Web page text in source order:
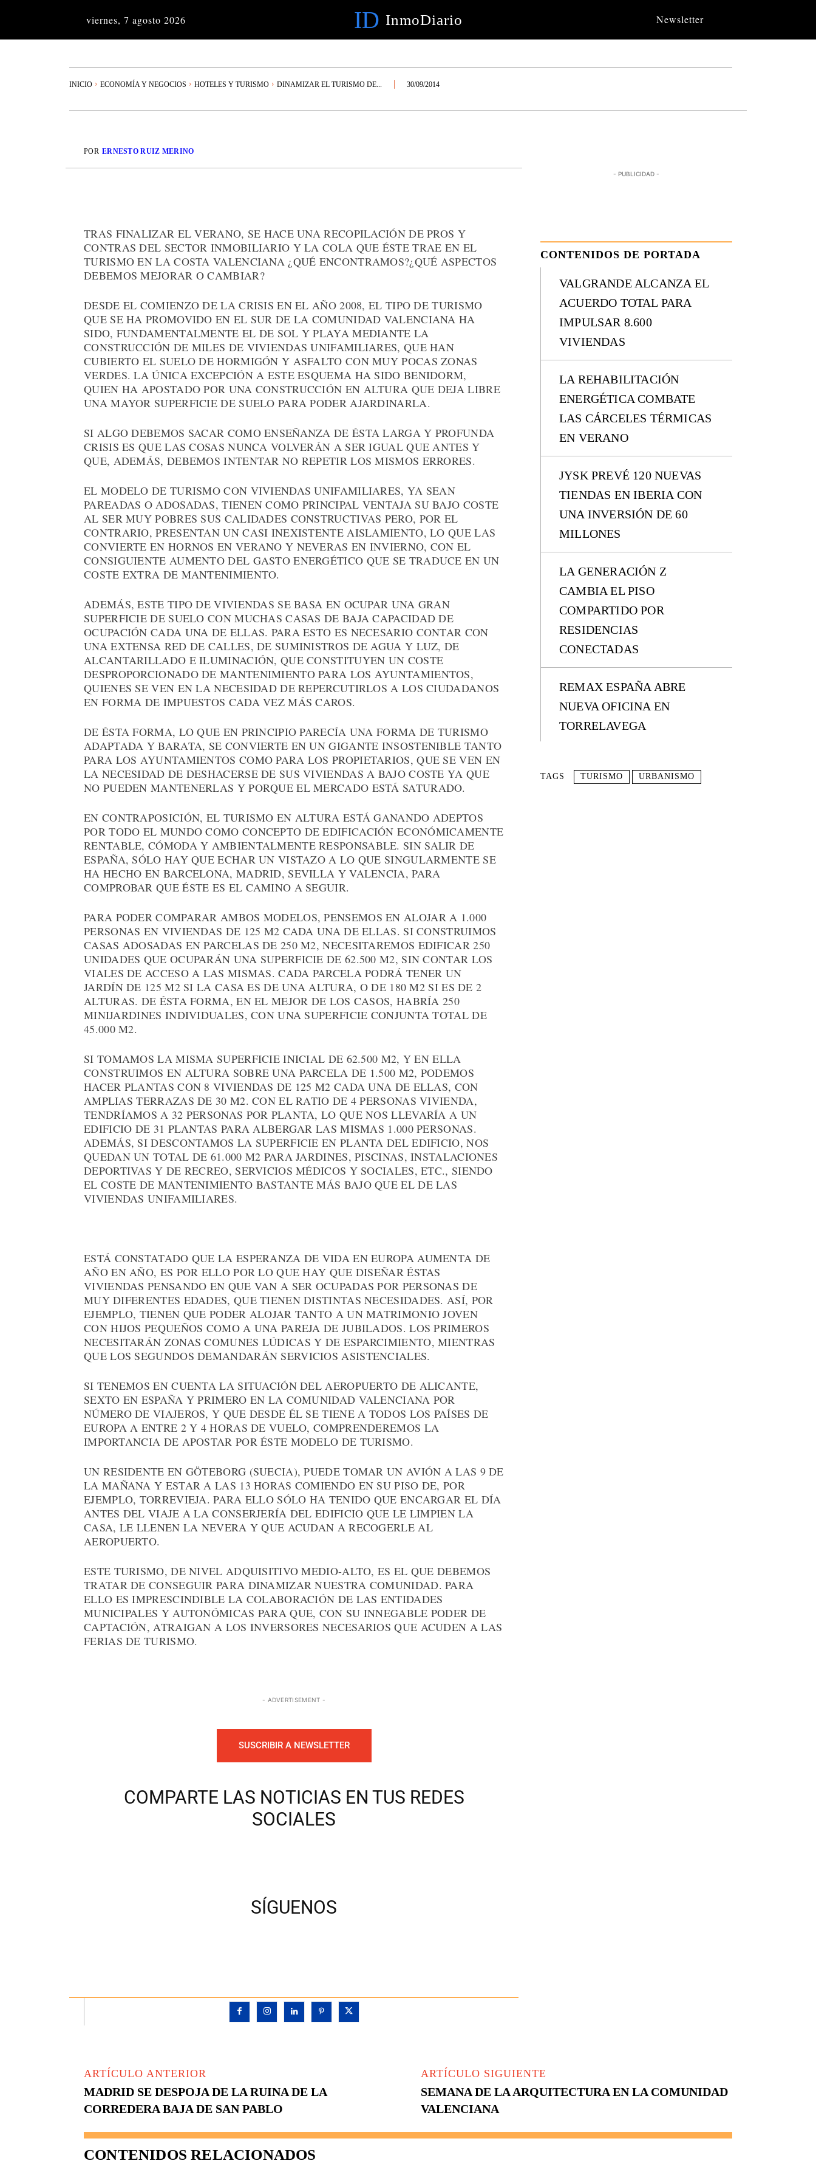
viernes, 7 agosto 2026 ID InmoDiario Newsletter
INICIO ECONOMÍA Y NEGOCIOS HOTELES Y TURISMO DINAMIZAR EL TURISMO DE... 30/09/2014
POR ERNESTO RUIZ MERINO
TRAS FINALIZAR EL VERANO, SE HACE UNA RECOPILACIÓN DE PROS Y
CONTRAS DEL SECTOR INMOBILIARIO Y LA COLA QUE ÉSTE TRAE EN EL
TURISMO EN LA COSTA VALENCIANA ¿QUÉ ENCONTRAMOS?¿QUÉ ASPECTOS
DEBEMOS MEJORAR O CAMBIAR?
DESDE EL COMIENZO DE LA CRISIS EN EL AÑO 2008, EL TIPO DE TURISMO
QUE SE HA PROMOVIDO EN EL SUR DE LA COMUNIDAD VALENCIANA HA
SIDO, FUNDAMENTALMENTE EL DE SOL Y PLAYA MEDIANTE LA
CONSTRUCCIÓN DE MILES DE VIVIENDAS UNIFAMILIARES, QUE HAN
CUBIERTO EL SUELO DE HORMIGÓN Y ASFALTO CON MUY POCAS ZONAS
VERDES. LA ÚNICA EXCEPCIÓN A ESTE ESQUEMA HA SIDO BENIDORM,
QUIEN HA APOSTADO POR UNA CONSTRUCCIÓN EN ALTURA QUE DEJA LIBRE
UNA MAYOR SUPERFICIE DE SUELO PARA PODER AJARDINARLA.
SI ALGO DEBEMOS SACAR COMO ENSEÑANZA DE ÉSTA LARGA Y PROFUNDA
CRISIS ES QUE LAS COSAS NUNCA VOLVERÁN A SER IGUAL QUE ANTES Y
QUE, ADEMÁS, DEBEMOS INTENTAR NO REPETIR LOS MISMOS ERRORES.
EL MODELO DE TURISMO CON VIVIENDAS UNIFAMILIARES, YA SEAN
PAREADAS O ADOSADAS, TIENEN COMO PRINCIPAL VENTAJA SU BAJO COSTE
AL SER MUY POBRES SUS CALIDADES CONSTRUCTIVAS PERO, POR EL
CONTRARIO, PRESENTAN UN CASI INEXISTENTE AISLAMIENTO, LO QUE LAS
CONVIERTE EN HORNOS EN VERANO Y NEVERAS EN INVIERNO, CON EL
CONSIGUIENTE AUMENTO DEL GASTO ENERGÉTICO QUE SE TRADUCE EN UN
COSTE EXTRA DE MANTENIMIENTO.
ADEMÁS, ESTE TIPO DE VIVIENDAS SE BASA EN OCUPAR UNA GRAN
SUPERFICIE DE SUELO CON MUCHAS CASAS DE BAJA CAPACIDAD DE
OCUPACIÓN CADA UNA DE ELLAS. PARA ESTO ES NECESARIO CONTAR CON
UNA EXTENSA RED DE CALLES, DE SUMINISTROS DE AGUA Y LUZ, DE
ALCANTARILLADO E ILUMINACIÓN, QUE CONSTITUYEN UN COSTE
DESPROPORCIONADO DE MANTENIMIENTO PARA LOS AYUNTAMIENTOS,
QUIENES SE VEN EN LA NECESIDAD DE REPERCUTIRLOS A LOS CIUDADANOS
EN FORMA DE IMPUESTOS CADA VEZ MÁS CAROS.
DE ÉSTA FORMA, LO QUE EN PRINCIPIO PARECÍA UNA FORMA DE TURISMO
ADAPTADA Y BARATA, SE CONVIERTE EN UN GIGANTE INSOSTENIBLE TANTO
PARA LOS AYUNTAMIENTOS COMO PARA LOS PROPIETARIOS, QUE SE VEN EN
LA NECESIDAD DE DESHACERSE DE SUS VIVIENDAS A BAJO COSTE YA QUE
NO PUEDEN MANTENERLAS Y PORQUE EL MERCADO ESTÁ SATURADO.
EN CONTRAPOSICIÓN, EL TURISMO EN ALTURA ESTÁ GANANDO ADEPTOS
POR TODO EL MUNDO COMO CONCEPTO DE EDIFICACIÓN ECONÓMICAMENTE
RENTABLE, CÓMODA Y AMBIENTALMENTE RESPONSABLE. SIN SALIR DE
ESPAÑA, SÓLO HAY QUE ECHAR UN VISTAZO A LO QUE SINGULARMENTE SE
HA HECHO EN BARCELONA, MADRID, SEVILLA Y VALENCIA, PARA
COMPROBAR QUE ÉSTE ES EL CAMINO A SEGUIR.
PARA PODER COMPARAR AMBOS MODELOS, PENSEMOS EN ALOJAR A 1.000
PERSONAS EN VIVIENDAS DE 125 M2 CADA UNA DE ELLAS. SI CONSTRUIMOS
CASAS ADOSADAS EN PARCELAS DE 250 M2, NECESITAREMOS EDIFICAR 250
UNIDADES QUE OCUPARÁN UNA SUPERFICIE DE 62.500 M2, SIN CONTAR LOS
VIALES DE ACCESO A LAS MISMAS. CADA PARCELA PODRÁ TENER UN
JARDÍN DE 125 M2 SI LA CASA ES DE UNA ALTURA, O DE 180 M2 SI ES DE 2
ALTURAS. DE ÉSTA FORMA, EN EL MEJOR DE LOS CASOS, HABRÍA 250
MINIJARDINES INDIVIDUALES, CON UNA SUPERFICIE CONJUNTA TOTAL DE
45.000 M2.
SI TOMAMOS LA MISMA SUPERFICIE INICIAL DE 62.500 M2, Y EN ELLA
CONSTRUIMOS EN ALTURA SOBRE UNA PARCELA DE 1.500 M2, PODEMOS
HACER PLANTAS CON 8 VIVIENDAS DE 125 M2 CADA UNA DE ELLAS, CON
AMPLIAS TERRAZAS DE 30 M2. CON EL RATIO DE 4 PERSONAS VIVIENDA,
TENDRÍAMOS A 32 PERSONAS POR PLANTA, LO QUE NOS LLEVARÍA A UN
EDIFICIO DE 31 PLANTAS PARA ALBERGAR LAS MISMAS 1.000 PERSONAS.
ADEMÁS, SI DESCONTAMOS LA SUPERFICIE EN PLANTA DEL EDIFICIO, NOS
QUEDAN UN TOTAL DE 61.000 M2 PARA JARDINES, PISCINAS, INSTALACIONES
DEPORTIVAS Y DE RECREO, SERVICIOS MÉDICOS Y SOCIALES, ETC., SIENDO
EL COSTE DE MANTENIMIENTO BASTANTE MÁS BAJO QUE EL DE LAS
VIVIENDAS UNIFAMILIARES.
ESTÁ CONSTATADO QUE LA ESPERANZA DE VIDA EN EUROPA AUMENTA DE
AÑO EN AÑO, ES POR ELLO POR LO QUE HAY QUE DISEÑAR ÉSTAS
VIVIENDAS PENSANDO EN QUE VAN A SER OCUPADAS POR PERSONAS DE
MUY DIFERENTES EDADES, QUE TIENEN DISTINTAS NECESIDADES. ASÍ, POR
EJEMPLO, TIENEN QUE PODER ALOJAR TANTO A UN MATRIMONIO JOVEN
CON HIJOS PEQUEÑOS COMO A UNA PAREJA DE JUBILADOS. LOS PRIMEROS
NECESITARÁN ZONAS COMUNES LÚDICAS Y DE ESPARCIMIENTO, MIENTRAS
QUE LOS SEGUNDOS DEMANDARÁN SERVICIOS ASISTENCIALES.
SI TENEMOS EN CUENTA LA SITUACIÓN DEL AEROPUERTO DE ALICANTE,
SEXTO EN ESPAÑA Y PRIMERO EN LA COMUNIDAD VALENCIANA POR
NÚMERO DE VIAJEROS, Y QUE DESDE ÉL SE TIENE A TODOS LOS PAÍSES DE
EUROPA A ENTRE 2 Y 4 HORAS DE VUELO, COMPRENDEREMOS LA
IMPORTANCIA DE APOSTAR POR ÉSTE MODELO DE TURISMO.
UN RESIDENTE EN GÖTEBORG (SUECIA), PUEDE TOMAR UN AVIÓN A LAS 9 DE
LA MAÑANA Y ESTAR A LAS 13 HORAS COMIENDO EN SU PISO DE, POR
EJEMPLO, TORREVIEJA. PARA ELLO SÓLO HA TENIDO QUE ENCARGAR EL DÍA
ANTES DEL VIAJE A LA CONSERJERÍA DEL EDIFICIO QUE LE LIMPIEN LA
CASA, LE LLENEN LA NEVERA Y QUE ACUDAN A RECOGERLE AL
AEROPUERTO.
ESTE TURISMO, DE NIVEL ADQUISITIVO MEDIO-ALTO, ES EL QUE DEBEMOS
TRATAR DE CONSEGUIR PARA DINAMIZAR NUESTRA COMUNIDAD. PARA
ELLO ES IMPRESCINDIBLE LA COLABORACIÓN DE LAS ENTIDADES
MUNICIPALES Y AUTONÓMICAS PARA QUE, CON SU INNEGABLE PODER DE
CAPTACIÓN, ATRAIGAN A LOS INVERSORES NECESARIOS QUE ACUDEN A LAS
FERIAS DE TURISMO.
- ADVERTISEMENT -
SUSCRIBIR A NEWSLETTER
COMPARTE LAS NOTICIAS EN TUS REDES
SOCIALES
SÍGUENOS
- PUBLICIDAD -
CONTENIDOS DE PORTADA
VALGRANDE ALCANZA EL
ACUERDO TOTAL PARA
IMPULSAR 8.600
VIVIENDAS
LA REHABILITACIÓN
ENERGÉTICA COMBATE
LAS CÁRCELES TÉRMICAS
EN VERANO
JYSK PREVÉ 120 NUEVAS
TIENDAS EN IBERIA CON
UNA INVERSIÓN DE 60
MILLONES
LA GENERACIÓN Z
CAMBIA EL PISO
COMPARTIDO POR
RESIDENCIAS
CONECTADAS
REMAX ESPAÑA ABRE
NUEVA OFICINA EN
TORRELAVEGA
TAGS TURISMO URBANISMO
ARTÍCULO ANTERIOR
MADRID SE DESPOJA DE LA RUINA DE LA
CORREDERA BAJA DE SAN PABLO
ARTÍCULO SIGUIENTE
SEMANA DE LA ARQUITECTURA EN LA COMUNIDAD
VALENCIANA
CONTENIDOS RELACIONADOS